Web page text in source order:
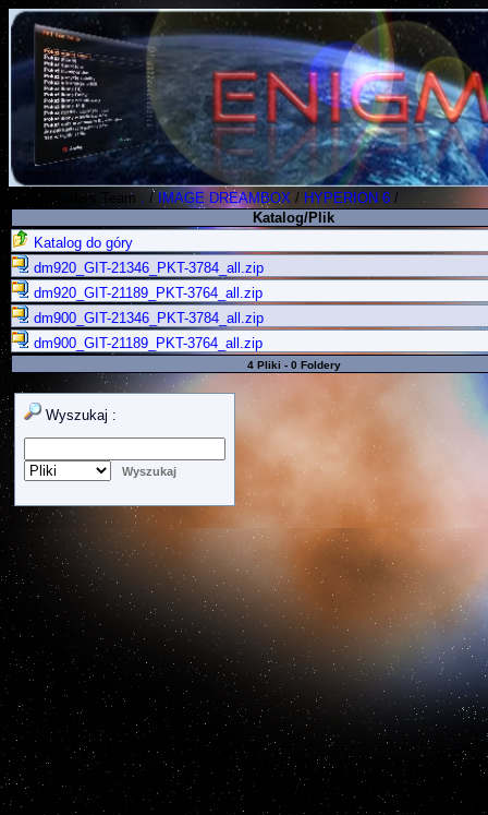
Polish Koders Team /IMAGE DREAMBOX/ HYPERION 6 /
Katalog/Plik
Katalog do góry
dm920_GIT-21346_PKT-3784_all.zip
dm920_GIT-21189_PKT-3764_all.zip
dm900_GIT-21346_PKT-3784_all.zip
dm900_GIT-21189_PKT-3764_all.zip
4 Pliki - 0 Foldery
Wyszukaj :